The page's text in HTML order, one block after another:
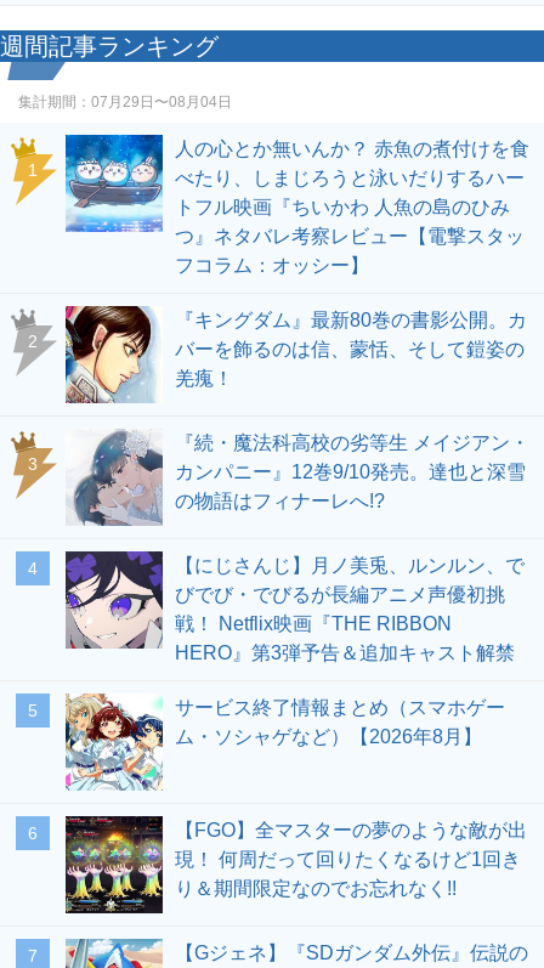
週間記事ランキング
集計期間： 07月29日〜08月04日
1
人の心とか無いんか？ 赤魚の煮付けを食
べたり、しまじろうと泳いだりするハー
トフル映画『ちいかわ 人魚の島のひみ
つ』ネタバレ考察レビュー【電撃スタッ
フコラム：オッシー】
2
『キングダム』最新80巻の書影公開。カ
バーを飾るのは信、蒙恬、そして鎧姿の
羌瘣！
3
『続・魔法科高校の劣等生 メイジアン・
カンパニー』12巻9/10発売。達也と深雪
の物語はフィナーレへ!?
4
【にじさんじ】月ノ美兎、ルンルン、で
びでび・でびるが長編アニメ声優初挑
戦！ Netflix映画『THE RIBBON
HERO』第3弾予告＆追加キャスト解禁
5
サービス終了情報まとめ（スマホゲー
ム・ソシャゲなど）【2026年8月】
6
【FGO】全マスターの夢のような敵が出
現！ 何周だって回りたくなるけど1回き
り＆期間限定なのでお忘れなく!!
7
【Gジェネ】『SDガンダム外伝』伝説の